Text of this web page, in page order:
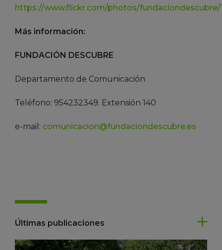
https://www.flickr.com/photos/
Más información:
FUNDACIÓN DESCUBRE
Departamento de Comunicación
Teléfono: 954232349. Extensión 140
e-mail: comunicacion@fundaciondescubre.es
Últimas publicaciones